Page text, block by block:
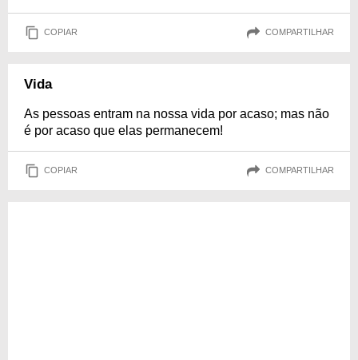
COPIAR COMPARTILHAR
Vida
As pessoas entram na nossa vida por acaso; mas não
é por acaso que elas permanecem!
COPIAR COMPARTILHAR